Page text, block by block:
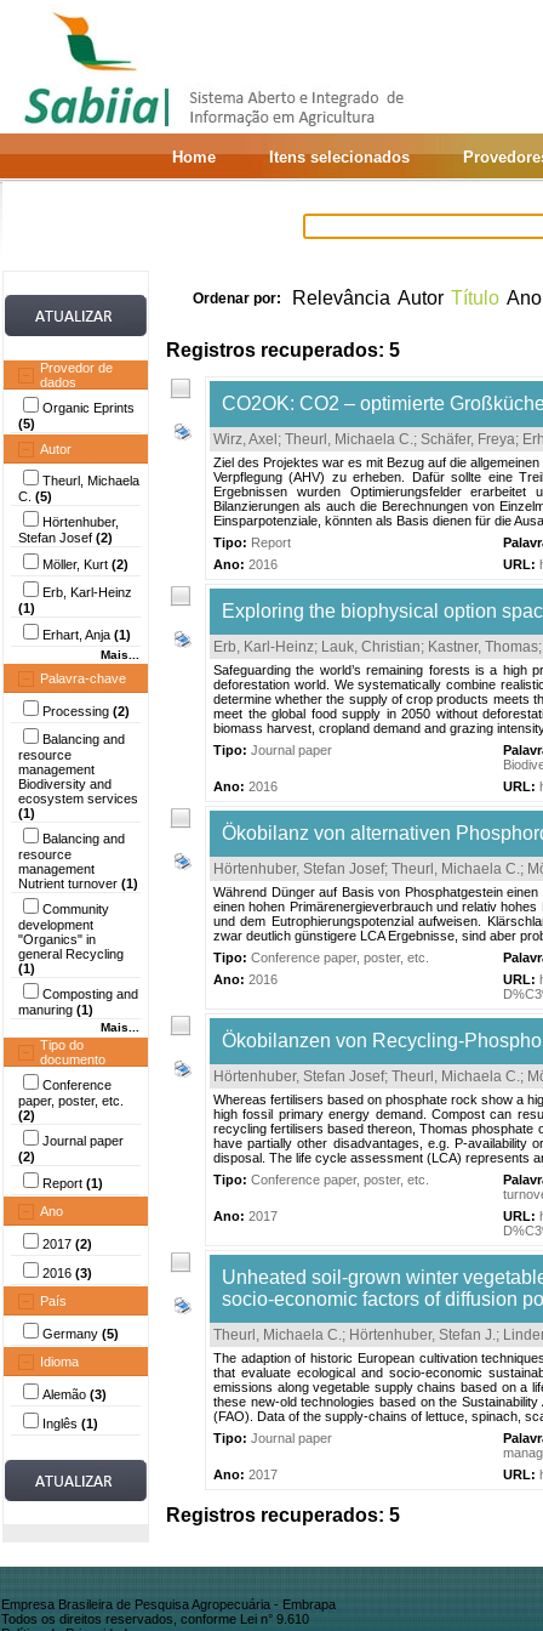
Home Itens selecionados
Provedor de
dados
Organic Eprints
(5)
Autor
Theurl, Michaela
C. (5)
Hörtenhuber,
Stefan Josef (2)
Möller, Kurt (2)
Erb, Karl-Heinz
(1)
Erhart, Anja (1)
Mais...
Palavra-chave
Processing (2)
Balancing and
resource
management
Biodiversity and
ecosystem services
(1)
Balancing and
resource
management
Nutrient turnover (1)
Community
development
"Organics" in
general Recycling
(1)
Composting and
manuring (1)
Mais...
Tipo do
documento
Conference
paper, poster, etc.
(2)
Journal paper
(2)
Report (1)
Ano
2017 (2)
2016 (3)
País
Germany (5)
Idioma
Alemão (3)
Inglês (1)
Ordenar por: Relevância Autor Título Ano
Registros recuperados: 5
CO2OK: CO2 – optimierte
Wirz, Axel ; Theurl, Michaela C.; Schäfer, Freya;
Ziel des Projektes war es mit Bezug auf die
Verpflegung (AHV) zu erheben. Dafür sollte eine
Ergebnissen wurden Optimierungsfelder
Bilanzierungen als auch die Berechnungen von
Einsparpotenziale, könnten als Basis dienen für die
Tipo: Report
Ano: 2016 URL:
Exploring the biophysical option
Erb, Karl-Heinz; Lauk, Christian; Kastner, Thomas
Safeguarding the world’s remaining forests is a high
deforestation world. We systematically combine
determine whether the supply of crop products meets
meet the global food supply in 2050 without
biomass harvest, cropland demand and grazing
Tipo: Journal paper
Ano: 2016 URL:
Ökobilanz von alternativen
Hörtenhuber, Stefan Josef; Theurl, Michaela C.;
Während Dünger auf Basis von Phosphatgestein
einen hohen Primärenergieverbrauch und relativ
und dem Eutrophierungspotenzial aufweisen.
zwar deutlich günstigere LCA Ergebnisse, sind aber
Tipo: Conference paper, poster, etc.
Ano: 2016 URL:
Ökobilanzen von Recycling-
Hörtenhuber, Stefan Josef; Theurl, Michaela C.;
Whereas fertilisers based on phosphate rock show a
high fossil primary energy demand. Compost can
recycling fertilisers based thereon, Thomas phosphate
have partially other disadvantages, e.g. P-availability
disposal. The life cycle assessment (LCA) represents
Tipo: Conference paper, poster, etc.
Ano: 2017 URL:
Unheated soil-grown winter
socio-economic factors of diffusion
Theurl, Michaela C.; Hörtenhuber, Stefan J.;
The adaption of historic European cultivation
that evaluate ecological and socio-economic
emissions along vegetable supply chains based on a
these new-old technologies based on the
(FAO). Data of the supply-chains of lettuce, spinach,
Tipo: Journal paper
Ano: 2017 URL:
Registros recuperados: 5
Empresa Brasileira de Pesquisa Agropecuária - Embrapa
Todos os direitos reservados, conforme Lei n° 9.610